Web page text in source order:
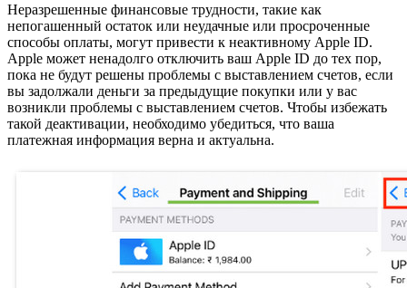
Неразрешенные финансовые трудности, такие как
непогашенный остаток или неудачные или просроченные
способы оплаты, могут привести к неактивному Apple ID.
Apple может ненадолго отключить ваш Apple ID до тех пор,
пока не будут решены проблемы с выставлением счетов, если
вы задолжали деньги за предыдущие покупки или у вас
возникли проблемы с выставлением счетов. Чтобы избежать
такой деактивации, необходимо убедиться, что ваша
платежная информация верна и актуальна.